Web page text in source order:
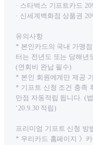
· 스타벅스 기프트카드 20
· 신세계백화점 상품권 20
유의사항
* 본인카드의 국내 가맹
터는 전년도 또는 당해년
(연회비 완납 필수)
* 본인 회원에게만 제공
* 기프트 신청 조건 충족
만점 자동적립 됩니다. (
‘20.9.30 적립)
프리미엄 기프트 신청 방
* 우리카드 홈페이지 》카